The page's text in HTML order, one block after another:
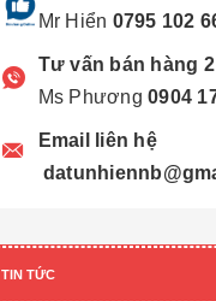
Mr Hiển 0795 102
Tư vấn bán hàng 2
Ms Phương 0904
Email liên hệ
TIN TỨC